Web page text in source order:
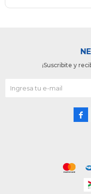
¡Suscribite y
